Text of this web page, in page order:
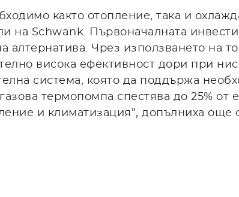
както отопление, така и
на Schwank. Първоначалната
Чрез използването на
висока ефективност дори при
система, която да поддържа
термопомпа спестява до 25% от
и климатизация”, допълниха още